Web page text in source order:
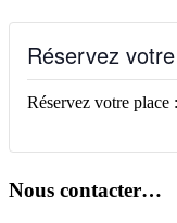
Réservez
Réservez votre place
Nous contacter…